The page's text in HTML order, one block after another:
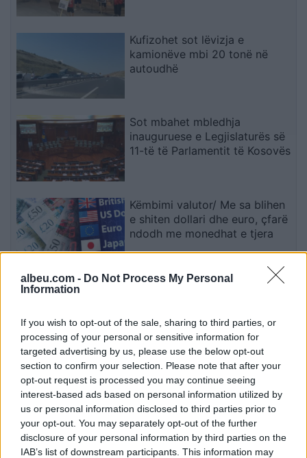
albeu.com - Do Not Process My Personal
Information
If you wish to opt-out of the sale, sharing to third parties, or
processing of your personal or sensitive information for
targeted advertising by us, please use the below opt-out
section to confirm your selection. Please note that after your
opt-out request is processed you may continue seeing
interest-based ads based on personal information utilized by
us or personal information disclosed to third parties prior to
your opt-out. You may separately opt-out of the further
disclosure of your personal information by third parties on the
IAB’s list of downstream participants. This information may
Kufizohet sot lëvizja e
kamionëve mbi 20 tonë në
autoudhë
Sot mbahet mbledhja
inauguruese e Legjislaturës së
11-të të Parlamentit të Kosovës
Këmbimi valutor/ Me sa blihen
e shiten dollari dhe euro, çfarë
ndodh me monedhat e tjera
Revolta qytetare hyn sot në
vendosur deri në dorëheqjen e
kryeministrit Rama